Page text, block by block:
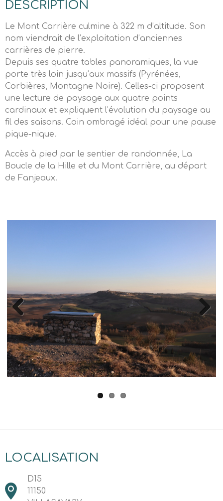
DESCRIPTION
Le Mont Carrière culmine à 322 m d’altitude. Son
nom viendrait de l’exploitation d’anciennes
carrières de pierre.
Depuis ses quatre tables panoramiques, la vue
porte très loin jusqu’aux massifs (Pyrénées,
Corbières, Montagne Noire). Celles-ci proposent
une lecture de paysage aux quatre points
cardinaux et expliquent l’évolution du paysage au
fil des saisons. Coin ombragé idéal pour une pause
pique-nique.
Accès à pied par le sentier de randonnée, La
Boucle de la Hille et du Mont Carrière, au départ
de Fanjeaux.
Previous Next
LOCALISATION
D15
11150